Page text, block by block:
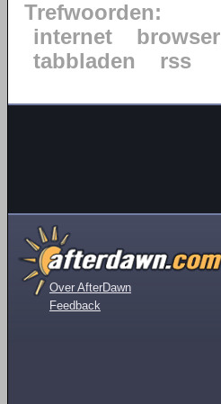
Trefwoorden:
internet
browser
tabbladen
rss
Over AfterDawn
Feedback